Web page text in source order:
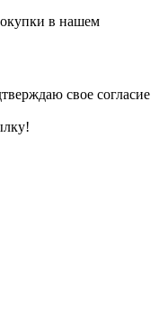
в нашем
свое согласие